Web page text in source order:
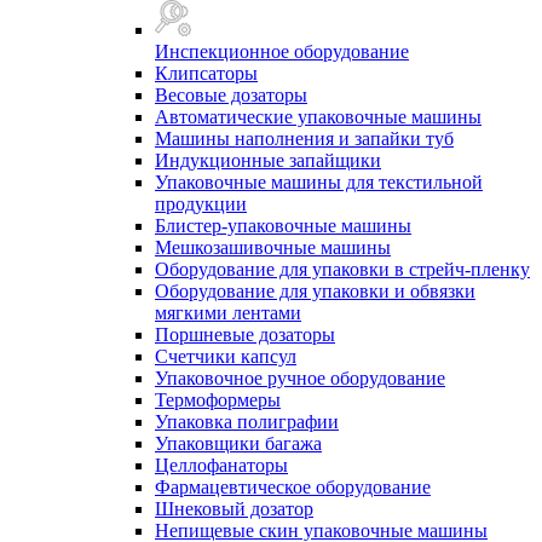
Инспекционное оборудование
Клипсаторы
Весовые дозаторы
Автоматические упаковочные машины
Машины наполнения и запайки туб
Индукционные запайщики
Упаковочные машины для текстильной
продукции
Блистер-упаковочные машины
Мешкозашивочные машины
Оборудование для упаковки в стрейч-пленку
Оборудование для упаковки и обвязки
мягкими лентами
Поршневые дозаторы
Счетчики капсул
Упаковочное ручное оборудование
Термоформеры
Упаковка полиграфии
Упаковщики багажа
Целлофанаторы
Фармацевтическое оборудование
Шнековый дозатор
Непищевые скин упаковочные машины